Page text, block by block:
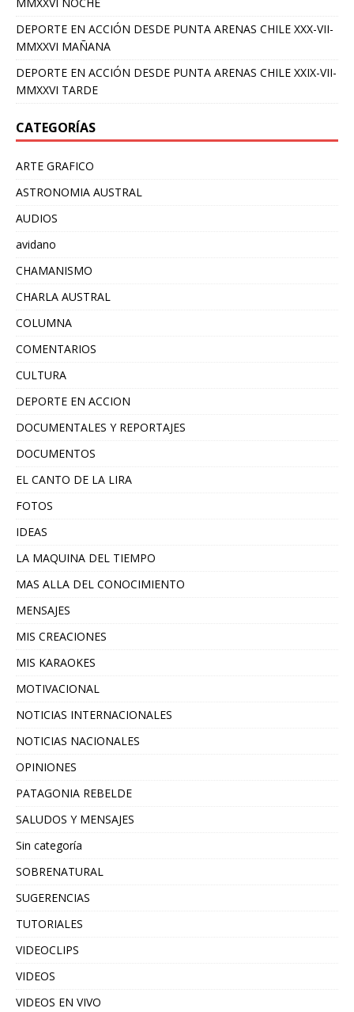
DEPORTE EN ACCIÓN DESDE PUNTA ARENAS CHILE XXX-VII-
MMXXVI MAÑANA
DEPORTE EN ACCIÓN DESDE PUNTA ARENAS CHILE XXIX-VII-
MMXXVI TARDE
CATEGORÍAS
ARTE GRAFICO
ASTRONOMIA AUSTRAL
AUDIOS
avidano
CHAMANISMO
CHARLA AUSTRAL
COLUMNA
COMENTARIOS
CULTURA
DEPORTE EN ACCION
DOCUMENTALES Y REPORTAJES
DOCUMENTOS
EL CANTO DE LA LIRA
FOTOS
IDEAS
LA MAQUINA DEL TIEMPO
MAS ALLA DEL CONOCIMIENTO
MENSAJES
MIS CREACIONES
MIS KARAOKES
MOTIVACIONAL
NOTICIAS INTERNACIONALES
NOTICIAS NACIONALES
OPINIONES
PATAGONIA REBELDE
SALUDOS Y MENSAJES
Sin categoría
SOBRENATURAL
SUGERENCIAS
TUTORIALES
VIDEOCLIPS
VIDEOS
VIDEOS EN VIVO